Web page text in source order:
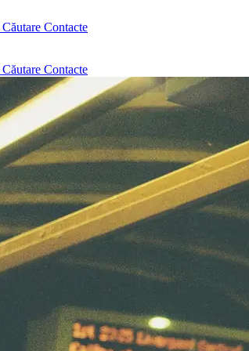
Căutare Contacte
Căutare Contacte